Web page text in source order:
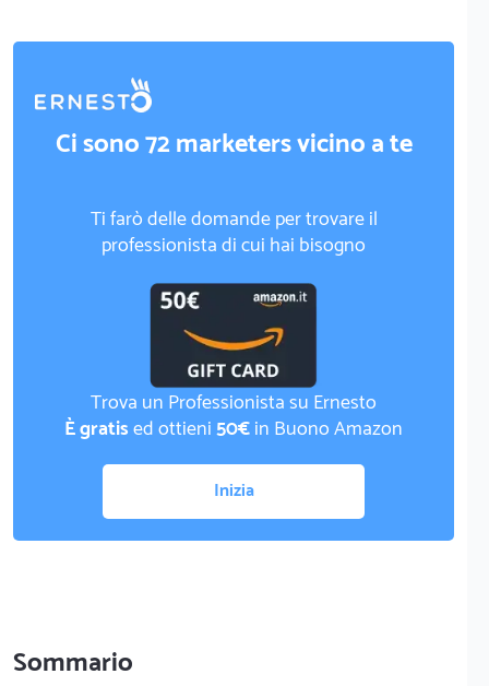
Ci sono 72 marketers vicino a te
Ti farò delle domande per trovare il
professionista di cui hai bisogno
Trova un Professionista su Ernesto
È gratised ottieni50€in Buono Amazon
Inizia
Sommario